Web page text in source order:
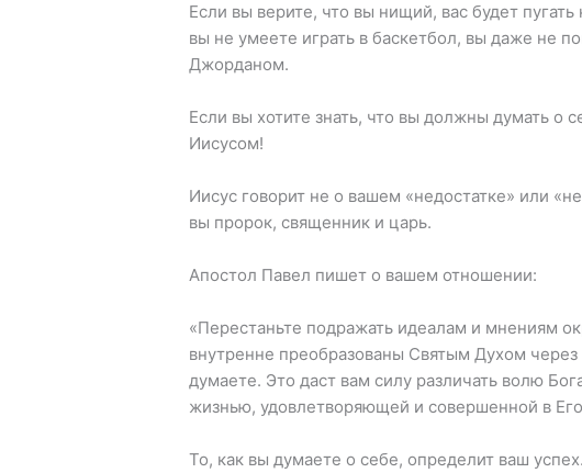
Если вы верите, что вы нищий, вас будет
вы не умеете играть в баскетбол, вы даже не
Джорданом.
Если вы хотите знать, что вы должны думать о
Иисусом!
Иисус говорит не о вашем «недостатке» или
вы пророк, священник и царь.
Апостол Павел пишет о вашем отношении:
«Перестаньте подражать идеалам и мнениям
внутренне преобразованы Святым Духом
думаете. Это даст вам силу различать волю
жизнью, удовлетворяющей и совершенной в
То, как вы думаете о себе, определит ваш